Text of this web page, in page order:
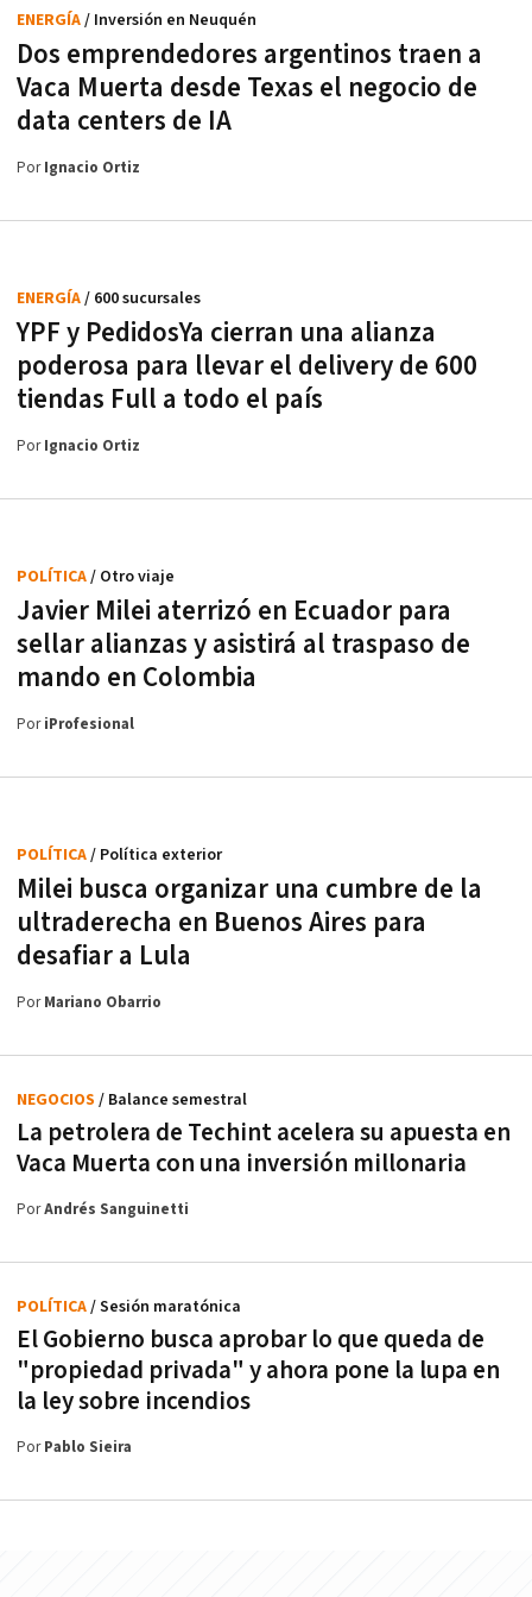
Dos emprendedores argentinos traen a
Vaca Muerta desde Texas el negocio de
data centers de IA
ENERGÍA/ Inversión en Neuquén
PorIgnacio Ortiz
YPF y PedidosYa cierran una alianza
poderosa para llevar el delivery de 600
tiendas Full a todo el país
ENERGÍA/ 600 sucursales
PorIgnacio Ortiz
Javier Milei aterrizó en Ecuador para
sellar alianzas y asistirá al traspaso de
mando en Colombia
POLÍTICA/ Otro viaje
PoriProfesional
Milei busca organizar una cumbre de la
ultraderecha en Buenos Aires para
desafiar a Lula
POLÍTICA/ Política exterior
PorMariano Obarrio
La petrolera de Techint acelera su apuesta en
Vaca Muerta con una inversión millonaria
NEGOCIOS / Balance semestral
PorAndrés Sanguinetti
El Gobierno busca aprobar lo que queda de
"propiedad privada" y ahora pone la lupa en
la ley sobre incendios
POLÍTICA/ Sesión maratónica
PorPablo Sieira